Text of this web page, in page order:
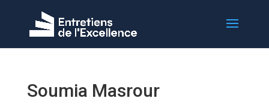
Soumia Masrour